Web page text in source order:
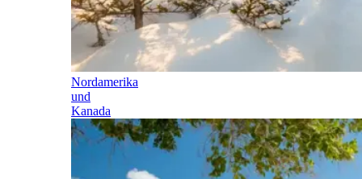
Nordamerika
und
Kanada